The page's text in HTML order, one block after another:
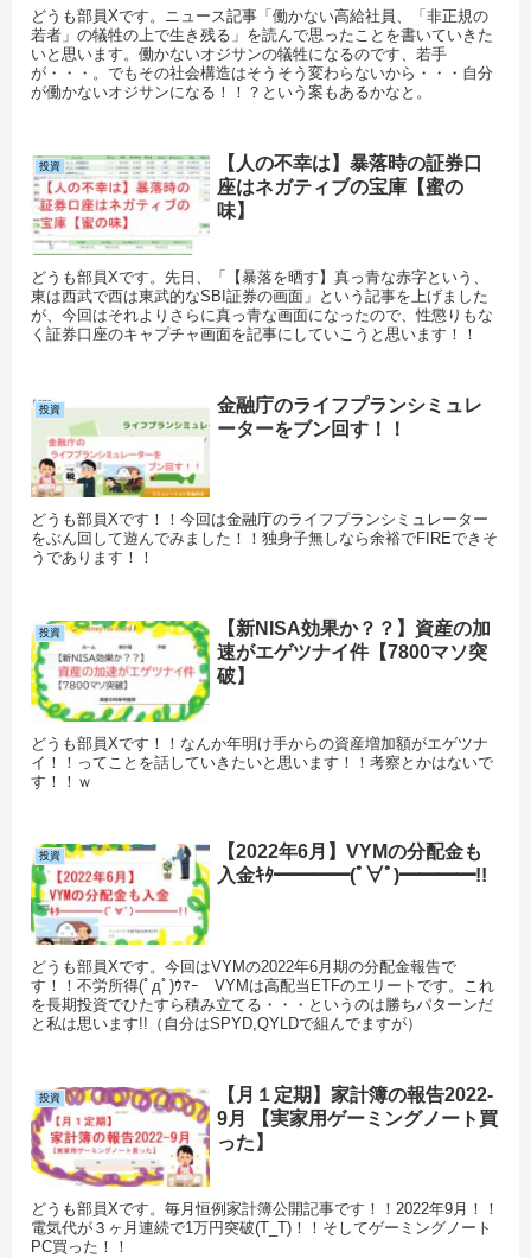
どうも部員Xです。ニュース記事「働かない高給社員、「非正規の
若者」の犠牲の上で生き残る」を読んで思ったことを書いていきた
いと思います。働かないオジサンの犠牲になるのです、若手
が・・・。でもその社会構造はそうそう変わらないから・・・自分
が働かないオジサンになる！！？という案もあるかなと。
投資
【人の不幸は】暴落時の証券口
座はネガティブの宝庫【蜜の
味】
どうも部員Xです。先日、「【暴落を晒す】真っ青な赤字という、
東は西武で西は東武的なSBI証券の画面」という記事を上げました
が、今回はそれよりさらに真っ青な画面になったので、性懲りもな
く証券口座のキャプチャ画面を記事にしていこうと思います！！
投資
金融庁のライフプランシミュレ
ーターをブン回す！！
どうも部員Xです！！今回は金融庁のライフプランシミュレーター
をぶん回して遊んでみました！！独身子無しなら余裕でFIREできそ
うであります！！
投資
【新NISA効果か？？】資産の加
速がエゲツナイ件【7800マソ突
破】
どうも部員Xです！！なんか年明け手からの資産増加額がエゲツナ
イ！！ってことを話していきたいと思います！！考察とかはないで
す！！ｗ
投資
【2022年6月】VYMの分配金も
入金ｷﾀ━━━━(ﾟ∀ﾟ)━━━━!!
どうも部員Xです。今回はVYMの2022年6月期の分配金報告で
す！！不労所得(ﾟдﾟ)ｳﾏｰ VYMは高配当ETFのエリートです。これ
を長期投資でひたすら積み立てる・・・というのは勝ちパターンだ
と私は思います!!（自分はSPYD,QYLDで組んでますが）
投資
【月１定期】家計簿の報告2022-
9月 【実家用ゲーミングノート買
った】
どうも部員Xです。毎月恒例家計簿公開記事です！！2022年9月！！
電気代が３ヶ月連続で1万円突破(T_T)！！そしてゲーミングノート
PC買った！！